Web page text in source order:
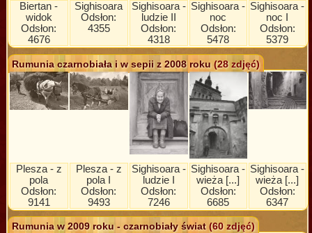
Biertan -
widok
Odsłon:
4676
Sighisoara
Odsłon:
4355
Sighisoara -
ludzie II
Odsłon:
4318
Sighisoara -
noc
Odsłon:
5478
Sighisoara -
noc I
Odsłon:
5379
Rumunia czarnobiała i w sepii z 2008 roku(28 zdjęć)
Plesza - z
pola
Odsłon:
9141
Plesza - z
pola I
Odsłon:
9493
Sighisoara -
ludzie I
Odsłon:
7246
Sighisoara -
wieża [...]
Odsłon:
6685
Sighisoara -
wieża [...]
Odsłon:
6347
Rumunia w 2009 roku - czarnobiały świat(60 zdjęć)